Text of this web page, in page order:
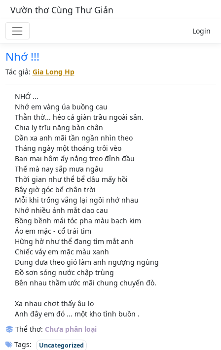
Vườn thơ Cùng Thư Giản
Login
Nhớ !!!
Tác giả: Gia Long Hp
NHỚ ...
Nhớ em vàng úa buồng cau
Thẫn thờ... héo cả giàn trầu ngoài sân.
Chia ly trĩu nặng bàn chân
Dần xa anh mãi tần ngần nhìn theo
Tháng ngày một thoáng trôi vèo
Ban mai hôm ấy nắng treo đỉnh đầu
Thế mà nay sắp mưa ngâu
Thời gian như thể bể dâu mấy hồi
Bây giờ góc bể chân trời
Mỗi khi trống vắng lại ngồi nhớ nhau
Nhớ nhiều ánh mắt dao cau
Bồng bềnh mái tóc pha màu bạch kim
Áo em mặc - cổ trái tim
Hững hờ như thể đang tìm mắt anh
Chiếc váy em mặc màu xanh
Đung đưa theo gió làm anh ngượng ngùng
Đồ sơn sóng nước chập trùng
Bên nhau thầm ước mãi chung chuyến đò.
Xa nhau chợt thấy âu lo
Anh đây em đó ... một kho tình buồn .
Thể thơ: Chưa phân loại
Tags:
Uncategorized